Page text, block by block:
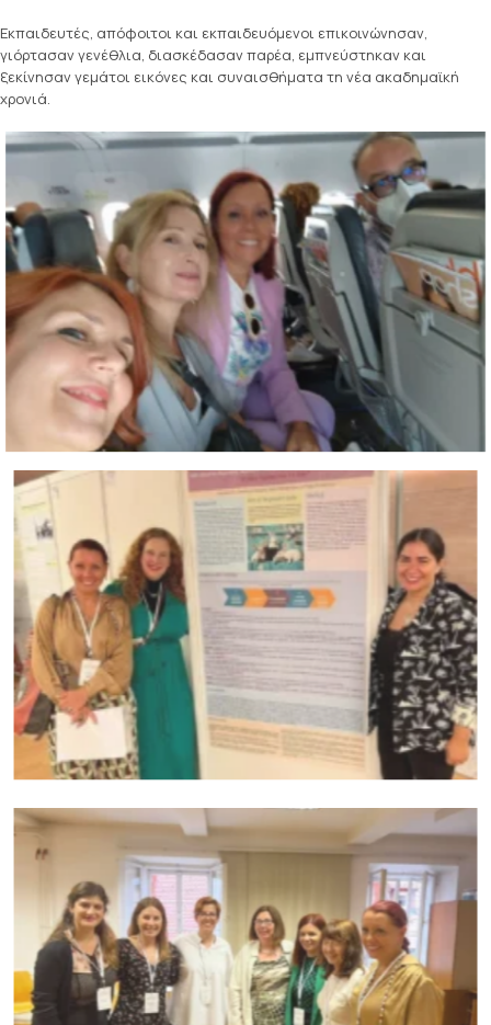
Εκπαιδευτές, απόφοιτοι και εκπαιδευόμενοι επικοινώνησαν,
γιόρτασαν γενέθλια, διασκέδασαν παρέα, εμπνεύστηκαν και
ξεκίνησαν γεμάτοι εικόνες και συναισθήματα τη νέα ακαδημαϊκή
χρονιά.